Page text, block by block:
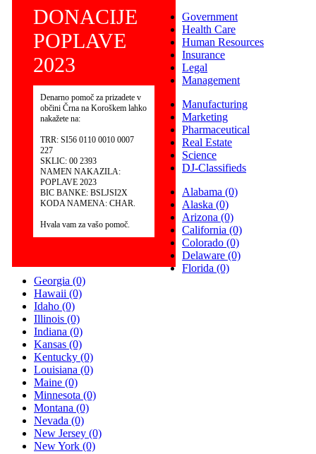
DONACIJE
POPLAVE
2023
Denarno pomoč za prizadete v
občini Črna na Koroškem lahko
nakažete na:
TRR: SI56 0110 0010 0007
227
SKLIC: 00 2393
NAMEN NAKAZILA:
POPLAVE 2023
BIC BANKE: BSLJSI2X
KODA NAMENA: CHAR.
Hvala vam za vašo pomoč.
Government
Health Care
Human Resources
Insurance
Legal
Management
Manufacturing
Marketing
Pharmaceutical
Real Estate
Science
DJ-Classifieds
Alabama(0)
Alaska(0)
Arizona(0)
California(0)
Colorado(0)
Delaware(0)
Florida(0)
Georgia (0)
Hawaii (0)
Idaho (0)
Illinois (0)
Indiana (0)
Kansas (0)
Kentucky (0)
Louisiana (0)
Maine (0)
Minnesota (0)
Montana (0)
Nevada (0)
New Jersey (0)
New York (0)